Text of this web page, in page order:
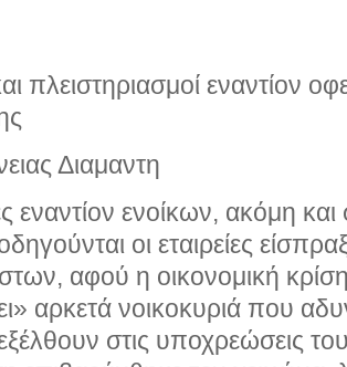
πλειστηριασμοί εναντίον
Διαμαντη
εναντίον ενοίκων, ακόμη και
οι εταιρείες
αφού η οικονομική κρίση
αρκετά νοικοκυριά που
στις υποχρεώσεις